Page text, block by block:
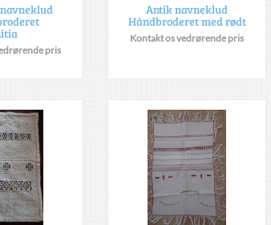
pris
Antik navneklud
Håndbroderet med rødt
Kontakt os vedrørende pris